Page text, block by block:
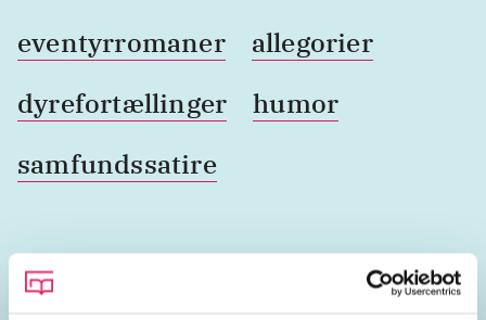
eventyrromaner
allegorier
dyrefortællinger
humor
samfundssatire
Lignende emneord